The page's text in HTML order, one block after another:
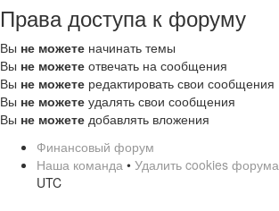
Права доступа к форуму
Вы не можете начинать темы
Вы не можете отвечать на сообщения
Вы не можете редактировать свои сообщения
Вы не можете удалять свои сообщения
Вы не можете добавлять вложения
Финансовый форум
Наша команда • Удалить cookies форума
UTC